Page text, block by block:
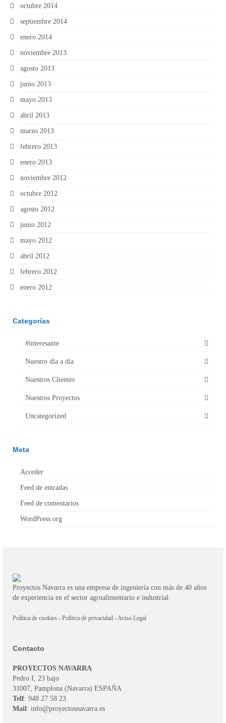
octubre 2014
septiembre 2014
enero 2014
noviembre 2013
agosto 2013
junio 2013
mayo 2013
abril 2013
marzo 2013
febrero 2013
enero 2013
noviembre 2012
octubre 2012
agosto 2012
junio 2012
mayo 2012
abril 2012
febrero 2012
enero 2012
Categorías
#interesante
Nuestro día a día
Nuestros Clientes
Nuestros Proyectos
Uncategorized
Meta
Acceder
Feed de entradas
Feed de comentarios
WordPress.org
Proyectos Navarra es una empresa de ingeniería con más de 40 años
de experiencia en el sector agroalimentario e industrial.
Política de cookies - Política de privacidad - Aviso Legal
Contacto
PROYECTOS NAVARRA
Pedro I, 23 bajo
31007, Pamplona (Navarra) ESPAÑA
Telf: 948 27 58 23
Mail: info@proyectosnavarra.es